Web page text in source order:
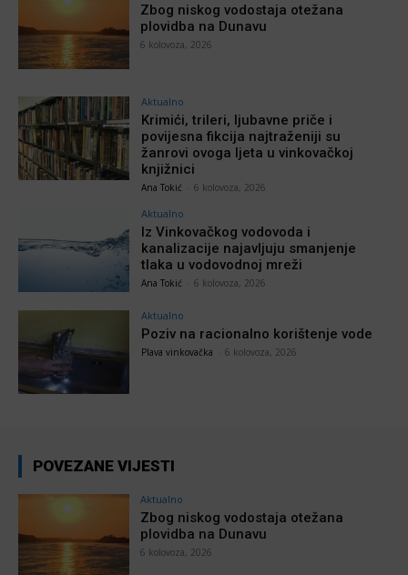
Zbog niskog vodostaja otežana
plovidba na Dunavu
6 kolovoza, 2026
Aktualno
Krimići, trileri, ljubavne priče i
povijesna fikcija najtraženiji su
žanrovi ovoga ljeta u vinkovačkoj
knjižnici
Ana Tokić 6 kolovoza, 2026
Aktualno
Iz Vinkovačkog vodovoda i
kanalizacije najavljuju smanjenje
tlaka u vodovodnoj mreži
Ana Tokić 6 kolovoza, 2026
Aktualno
Poziv na racionalno korištenje vode
Plava vinkovačka 6 kolovoza, 2026
POVEZANE VIJESTI
Aktualno
Zbog niskog vodostaja otežana
plovidba na Dunavu
6 kolovoza, 2026